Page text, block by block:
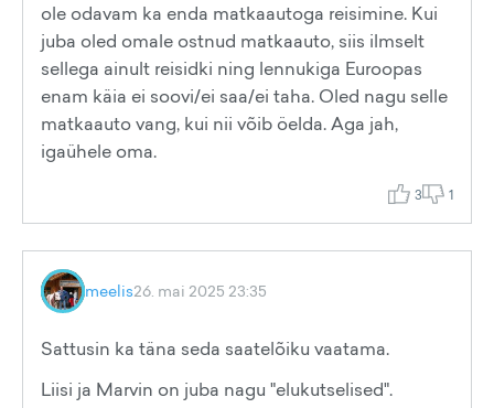
ole odavam ka enda matkaautoga reisimine. Kui
juba oled omale ostnud matkaauto, siis ilmselt
sellega ainult reisidki ning lennukiga Euroopas
enam käia ei soovi/ei saa/ei taha. Oled nagu selle
matkaauto vang, kui nii võib öelda. Aga jah,
igaühele oma.
3 1
meelis26. mai 2025 23:35
Sattusin ka täna seda saatelõiku vaatama.
Liisi ja Marvin on juba nagu "elukutselised".